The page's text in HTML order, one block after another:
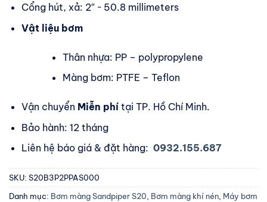
Cổng hút, xả: 2″ ~ 50.8 millimeters
Vật liệu bơm
Thân nhựa: PP – polypropylene
Màng bơm: PTFE – Teflon
Vận chuyển Miễn phítại TP. Hồ Chí Minh.
Bảo hành: 12 tháng
Liên hệ báo giá & đặt hàng: 0932.155.687
SKU: S20B3P2PPAS000
Danh mục: Bơm màng Sandpiper S20 Bơm màng khí nén Máy bơm